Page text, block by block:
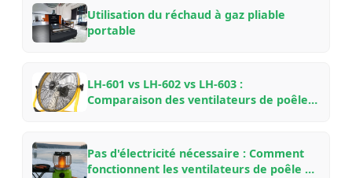
guide d'initié
Utilisation du réchaud à gaz pliable
portable
LH-601 vs LH-602 vs LH-603 :
Comparaison des ventilateurs de poêle à
cheminée
Pas d'électricité nécessaire : Comment
fonctionnent les ventilateurs de poêle à